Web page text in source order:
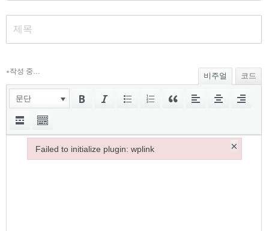
●작성 중…
비주얼 코드
문단
Failed to initialize plugin: wplink ×
Failed to initialize plugin: wplink